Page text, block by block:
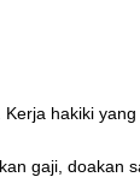
hakiki
gaji, doakan